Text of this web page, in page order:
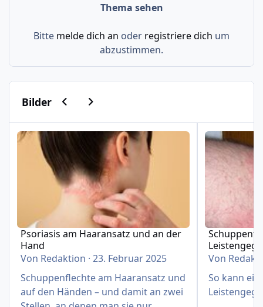
Thema sehen
Bitte melde dich an oder registriere dich um
abzustimmen.
BilderVorherige Karussell-Folie
Nächste Karussell-Folie
Psoriasis am Haaransatz und an der Hand
Psoriasis am Haaransatz und an der
Hand
Von Redaktion ·23. Februar 2025
Schuppenflechte am Haaransatz und
auf den Händen – und damit an zwei
Von
So kann